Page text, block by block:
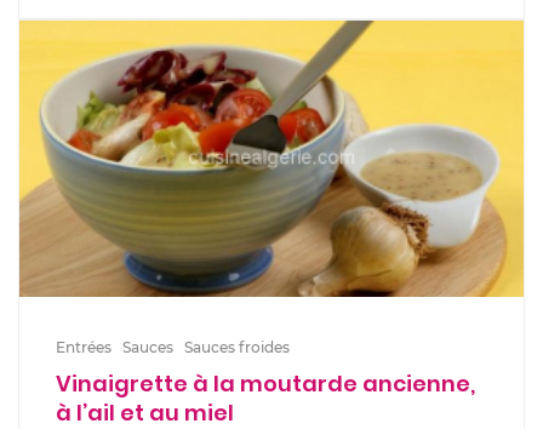
Entrées Sauces Sauces froides
Vinaigrette à la moutarde ancienne,
à l’ail et au miel